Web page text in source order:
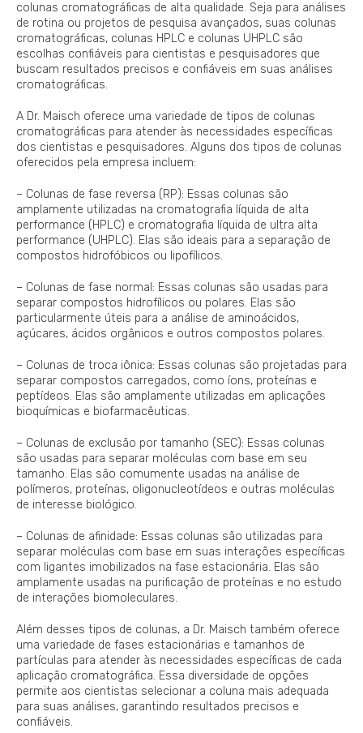
colunas cromatográficas de alta qualidade. Seja para análises
de rotina ou projetos de pesquisa avançados, suas colunas
cromatográficas, colunas HPLC e colunas UHPLC são
escolhas confiáveis para cientistas e pesquisadores que
buscam resultados precisos e confiáveis em suas análises
cromatográficas.
A Dr. Maisch oferece uma variedade de tipos de colunas
cromatográficas para atender às necessidades específicas
dos cientistas e pesquisadores. Alguns dos tipos de colunas
oferecidos pela empresa incluem:
– Colunas de fase reversa (RP): Essas colunas são
amplamente utilizadas na cromatografia líquida de alta
performance (HPLC) e cromatografia líquida de ultra alta
performance (UHPLC). Elas são ideais para a separação de
compostos hidrofóbicos ou lipofílicos.
– Colunas de fase normal: Essas colunas são usadas para
separar compostos hidrofílicos ou polares. Elas são
particularmente úteis para a análise de aminoácidos,
açúcares, ácidos orgânicos e outros compostos polares.
– Colunas de troca iônica: Essas colunas são projetadas para
separar compostos carregados, como íons, proteínas e
peptídeos. Elas são amplamente utilizadas em aplicações
bioquímicas e biofarmacêuticas.
– Colunas de exclusão por tamanho (SEC): Essas colunas
são usadas para separar moléculas com base em seu
tamanho. Elas são comumente usadas na análise de
polímeros, proteínas, oligonucleotídeos e outras moléculas
de interesse biológico.
– Colunas de afinidade: Essas colunas são utilizadas para
separar moléculas com base em suas interações específicas
com ligantes imobilizados na fase estacionária. Elas são
amplamente usadas na purificação de proteínas e no estudo
de interações biomoleculares.
Além desses tipos de colunas, a Dr. Maisch também oferece
uma variedade de fases estacionárias e tamanhos de
partículas para atender às necessidades específicas de cada
aplicação cromatográfica. Essa diversidade de opções
permite aos cientistas selecionar a coluna mais adequada
para suas análises, garantindo resultados precisos e
confiáveis.